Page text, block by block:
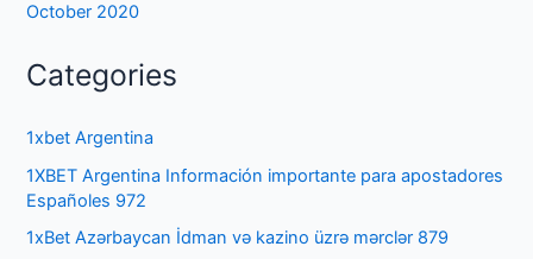
October 2020
Categories
1xbet Argentina
1XBET Argentina Información importante para apostadores
Españoles 972
1xBet Azərbaycan İdman və kazino üzrə mərclər 879